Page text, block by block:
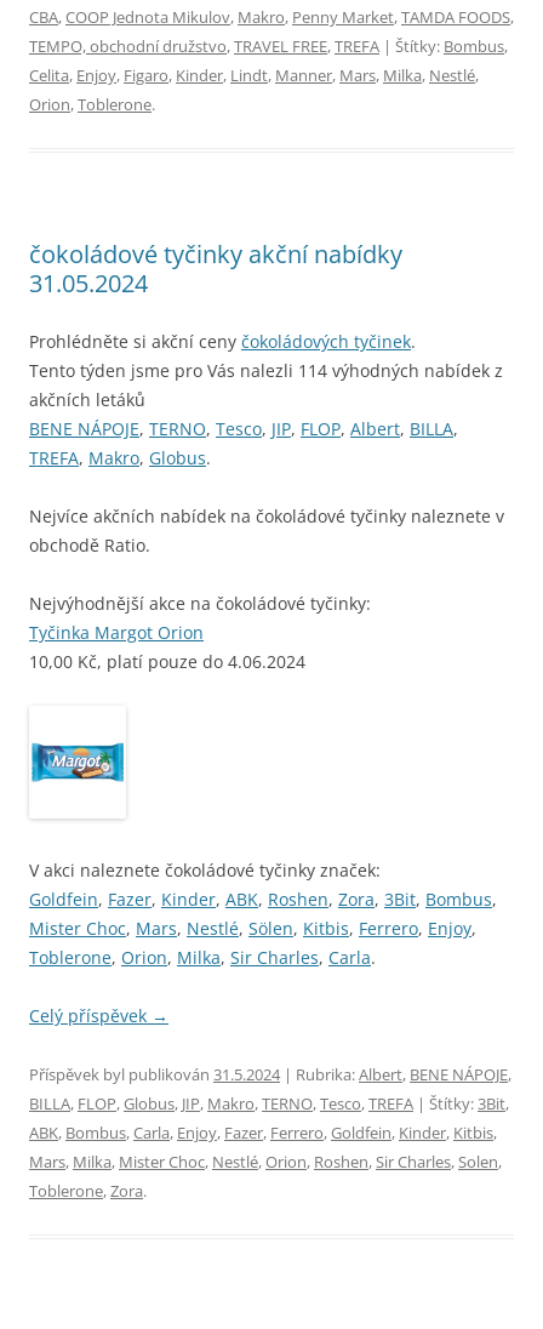
CBA,COOP Jednota Mikulov, Makro, Penny Market,TAMDA FOODS,
TEMPO, obchodní družstvo,TRAVEL FREE,TREFA | Štítky: Bombus,
Celita, Enjoy, Figaro, Kinder, Lindt, Manner, Mars, Milka, Nestlé,
Orion,Toblerone.
čokoládové tyčinky akční nabídky
31.05.2024
Prohlédněte si akční ceny čokoládových tyčinek.
Tento týden jsme pro Vás nalezli 114 výhodných nabídek z
akčních letáků
BENE NÁPOJE, TERNO, Tesco, JIP, FLOP, Albert, BILLA,
TREFA, Makro, Globus.
Nejvíce akčních nabídek na čokoládové tyčinky naleznete v
obchodě Ratio.
Nejvýhodnější akce na čokoládové tyčinky:
Tyčinka Margot Orion
10,00 Kč, platí pouze do 4.06.2024
V akci naleznete čokoládové tyčinky značek:
Goldfein, Fazer, Kinder, ABK, Roshen, Zora, 3Bit, Bombus,
Mister Choc, Mars, Nestlé, Sölen, Kitbis, Ferrero, Enjoy,
Toblerone, Orion, Milka, Sir Charles, Carla.
Celý příspěvek →
Příspěvek byl publikován 31.5.2024| Rubrika:Albert, BENE NÁPOJE,
BILLA, FLOP,Globus, JIP, Makro,TERNO,Tesco,TREFA | Štítky:3Bit,
ABK, Bombus,Carla, Enjoy, Fazer, Ferrero,Goldfein, Kinder, Kitbis,
Mars, Milka, Mister Choc, Nestlé,Orion, Roshen,Sir Charles,Solen,
Toblerone,Zora.